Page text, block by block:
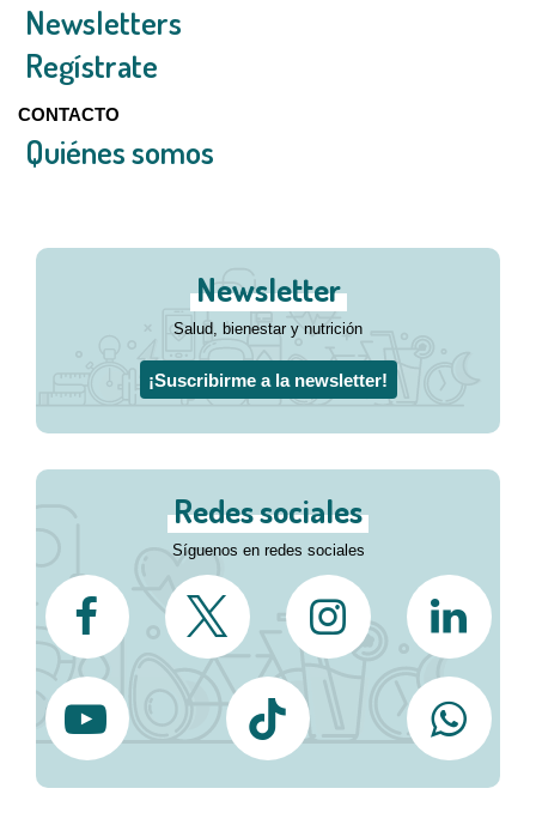
Newsletters
Regístrate
CONTACTO
Quiénes somos
Newsletter
Salud, bienestar y nutrición
¡Suscribirme a la newsletter!
Redes sociales
Síguenos en redes sociales